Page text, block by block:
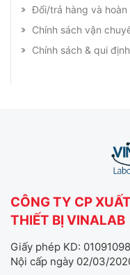
Đổi/trả hàng và hoàn
Chính sách vận
Chính sách & qui
CÔNG TY CP
THIẾT BỊ VINALAB
Giấy phép KD:
Nội cấp ngày 02/03/